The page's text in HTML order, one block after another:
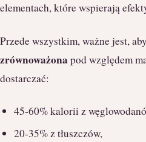
elementach, które wspierają
Przede wszystkim, ważne jest,
zrównoważona pod względem
dostarczać:
45-60% kalorii z
20-35% z tłuszczów,